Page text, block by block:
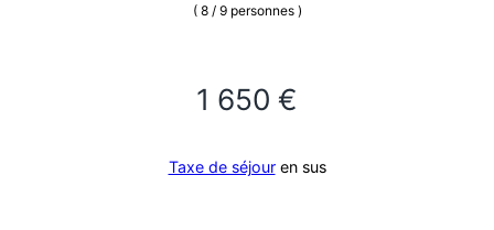
( 8 / 9 personnes )
1 650 €
Taxe de séjouren sus